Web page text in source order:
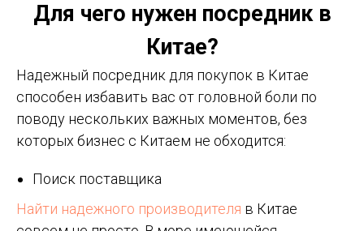
Для чего нужен посредник в
Китае?
Надежный посредник для покупок в Китае
способен избавить вас от головной боли по
поводу нескольких важных моментов, без
которых бизнес с Китаем не обходится:
Поиск поставщика
Найти надежного производителя в Китае